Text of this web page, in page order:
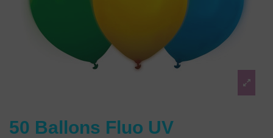
50 Ballons Fluo UV